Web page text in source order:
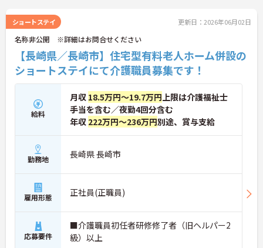
ショートステイ 更新日：2026年06月02日
名称非公開 ※詳細はお問合せください
【長崎県／長崎市】住宅型有料老人ホーム併設の
ショートステイにて介護職員募集です！
給料
月収 18.5万円～19.7万円上限は介護福祉士
手当を含む／夜勤4回分含む
年収 222万円～236万円別途、賞与支給
勤務地 長崎県 長崎市
雇用形態 正社員(正職員)
応募要件
■介護職員初任者研修修了者（旧ヘルパー2
級）以上